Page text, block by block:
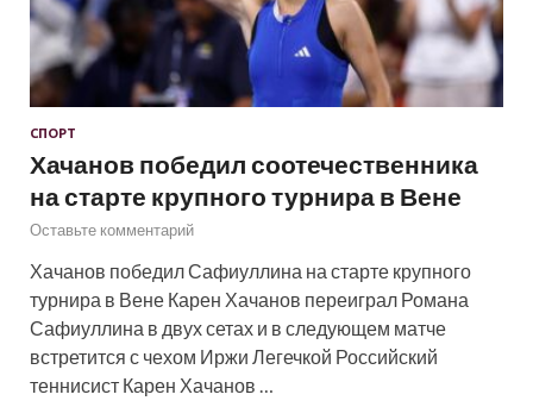
СПОРТ
Хачанов победил соотечественника
на старте крупного турнира в Вене
Оставьте комментарий
Хачанов победил Сафиуллина на старте крупного
турнира в Вене Карен Хачанов переиграл Романа
Сафиуллина в двух сетах и в следующем матче
встретится с чехом Иржи Легечкой Российский
теннисист Карен Хачанов …